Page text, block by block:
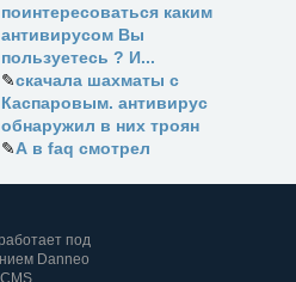
поинтересоваться каким
антивирусом Вы
пользуетесь ? И...
✎скачала шахматы с
Каспаровым. антивирус
обнаружил в них троян
✎А в faq смотрел